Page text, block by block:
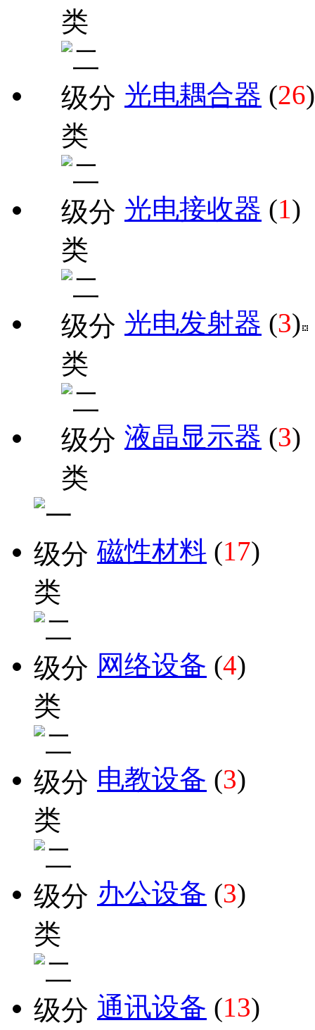
光电耦合器 (26)
光电接收器 (1)
光电发射器 (3)
液晶显示器 (3)
磁性材料 (17)
网络设备 (4)
电教设备 (3)
办公设备 (3)
通讯设备 (13)